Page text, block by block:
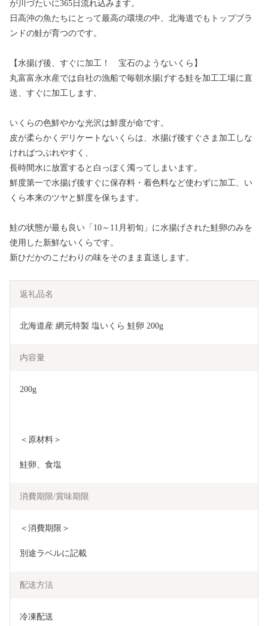
が川づたいに365日流れ込みます。
日高沖の魚たちにとって最高の環境の中、北海道でもトップブラ
ンドの鮭が育つのです。
【水揚げ後、すぐに加工！ 宝石のようないくら】
丸富富永水産では自社の漁船で毎朝水揚げする鮭を加工工場に直
送、すぐに加工します。
いくらの色鮮やかな光沢は鮮度が命です。
皮が柔らかくデリケートないくらは、水揚げ後すぐさま加工しな
ければつぶれやすく、
長時間水に放置すると白っぽく濁ってしまいます。
鮮度第一で水揚げ後すぐに保存料・着色料など使わずに加工、い
くら本来のツヤと鮮度を保ちます。
鮭の状態が最も良い「10～11月初旬」に水揚げされた鮭卵のみを
使用した新鮮ないくらです。
新ひだかのこだわりの味をそのまま直送します。
返礼品名
北海道産 網元特製 塩いくら 鮭卵 200g
内容量
200g
＜原材料＞
鮭卵、食塩
消費期限/賞味期限
＜消費期限＞
別途ラベルに記載
配送方法
冷凍配送